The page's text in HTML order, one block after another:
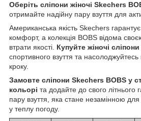
Оберіть сліпони жіночі Skechers
отримайте надійну пару взуття для
Американська якість Skechers гарантує
комфорт, а колекція BOBS відома
втрати якості. Купуйте жіночі
спортивного взуття та
кроку.
Замовте сліпони Skechers BOBS у
кольорі та додайте до свого літнього
пару взуття, яка стане незамінною
у теплу погоду.